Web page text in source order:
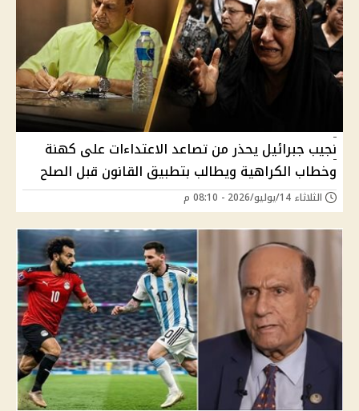
نجيب جبرائيل يحذر من تصاعد الاعتداءات على كهنة
وخطاب الكراهية ويطالب بتطبيق القانون قبل الصلح
الثلاثاء 14/يوليو/2026 - 08:10 م